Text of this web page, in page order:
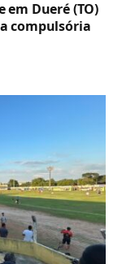
em Dueré (TO)
compulsória